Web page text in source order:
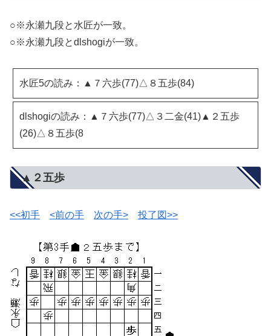
○※永瀬九段と水匠が一致。
○※永瀬九段とdlshogiが一致。
水匠5の読み：▲７六歩(77)△８五歩(84)
dlshogiの読み：▲７六歩(77)△３二金(41)▲２五歩
(26)△８五歩(8
▲２五歩
<<初手 <前の手 次の手> 投了図>>